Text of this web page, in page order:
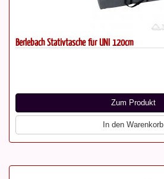
Berlebach Stativtasche für UNI 120cm
Zum Produkt
In den Warenkorb